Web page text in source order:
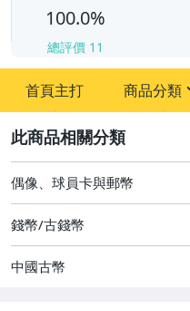
100.0%
總評價 11
首頁主打 商品分類
圖書/影音/文具
古董、藝術與礦石
居家、家具與園藝
玩具、模型與公仔
偶像、球員卡與郵幣
錢幣/古錢幣
中國古幣